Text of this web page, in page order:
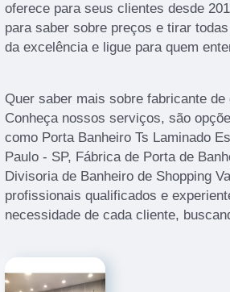
oferece para seus clientes desde
para saber sobre preços e tirar
da excelência e ligue para quem
Quer saber mais sobre fabricante
Conheça nossos serviços, são
como Porta Banheiro Ts Laminado
Paulo - SP, Fábrica de Porta de
Divisoria de Banheiro de Shopping
profissionais qualificados e
necessidade de cada cliente,